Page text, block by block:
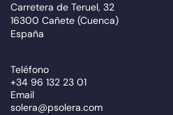
Carretera de Teruel, 32
16300 Cañete (Cuenca)
España
Teléfono
+34 96 132 23 01
Email
solera@psolera.com